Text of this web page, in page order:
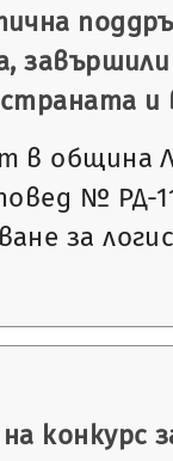
и
в община
№ РД-
за
конкурс